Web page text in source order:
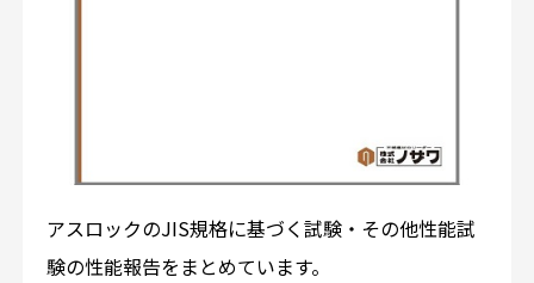
アスロックのJIS規格に基づく試験・その他性能試
験の性能報告をまとめています。